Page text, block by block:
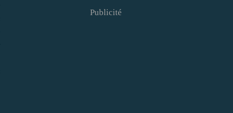
Publicité